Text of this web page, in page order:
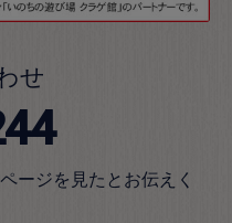
せ
ージを見たとお伝えく